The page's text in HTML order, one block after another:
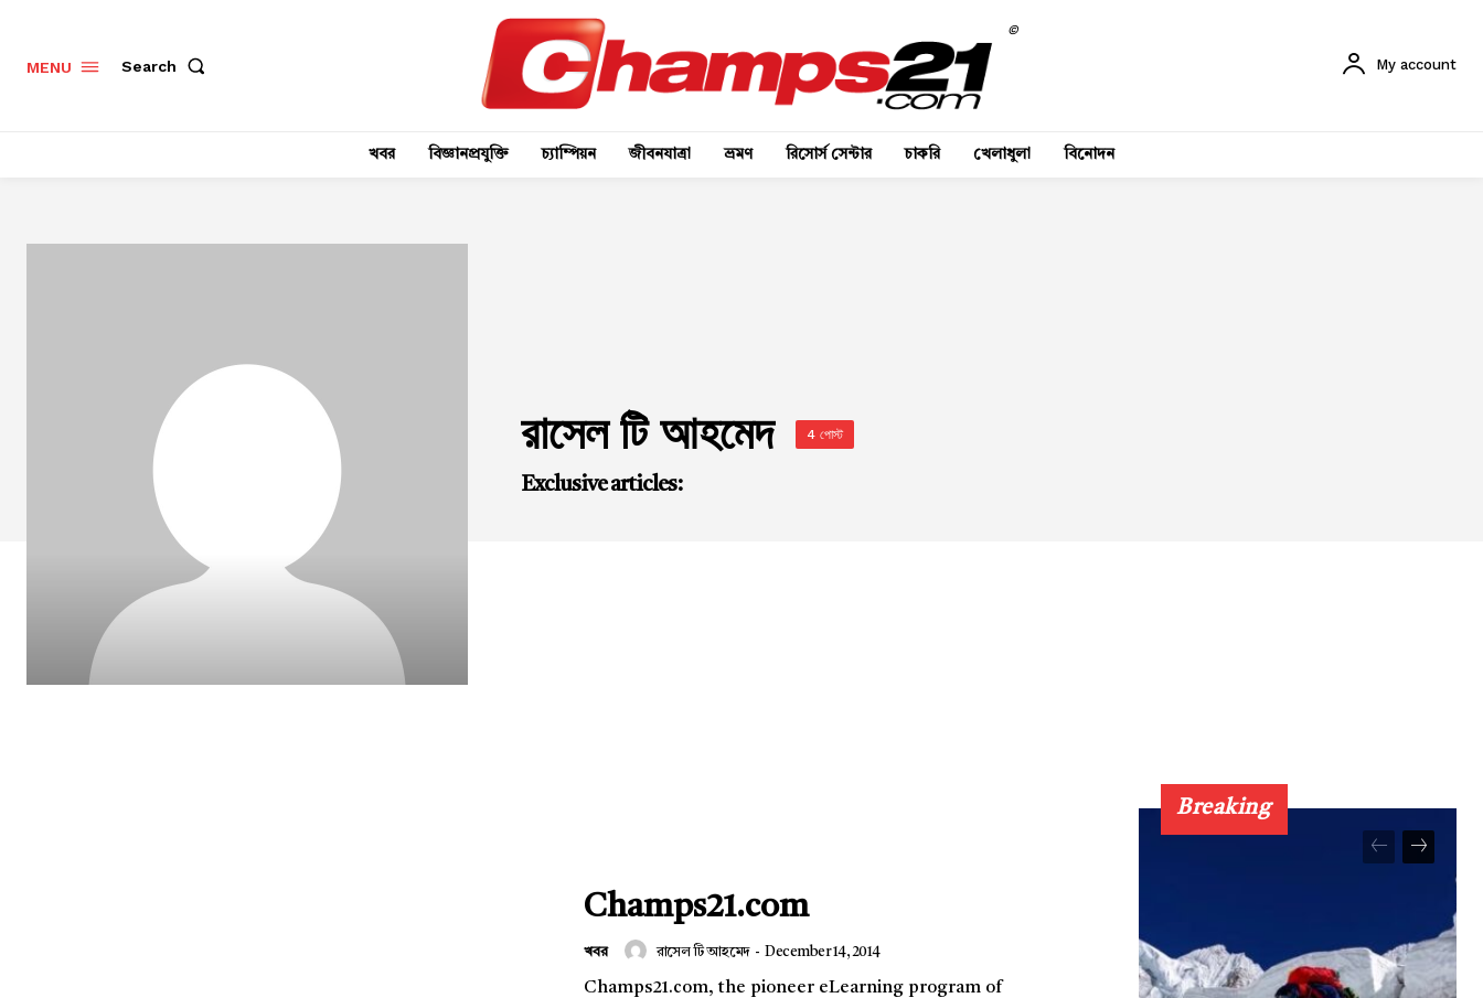
MENU Search
©
My account
খবর বিজ্ঞানপ্রযুক্তি চ্যাম্পিয়ন জীবনযাত্রা ভ্রমণ রিসোর্স সেন্টার চাকরি খেলাধুলা বিনোদন
রাসেল টি আহমেদ 4 পোস্ট
Exclusive articles:
Champs21.com
খবর রাসেল টি আহমেদ - December 14, 2014
Champs21.com, the pioneer eLearning program of
Breaking